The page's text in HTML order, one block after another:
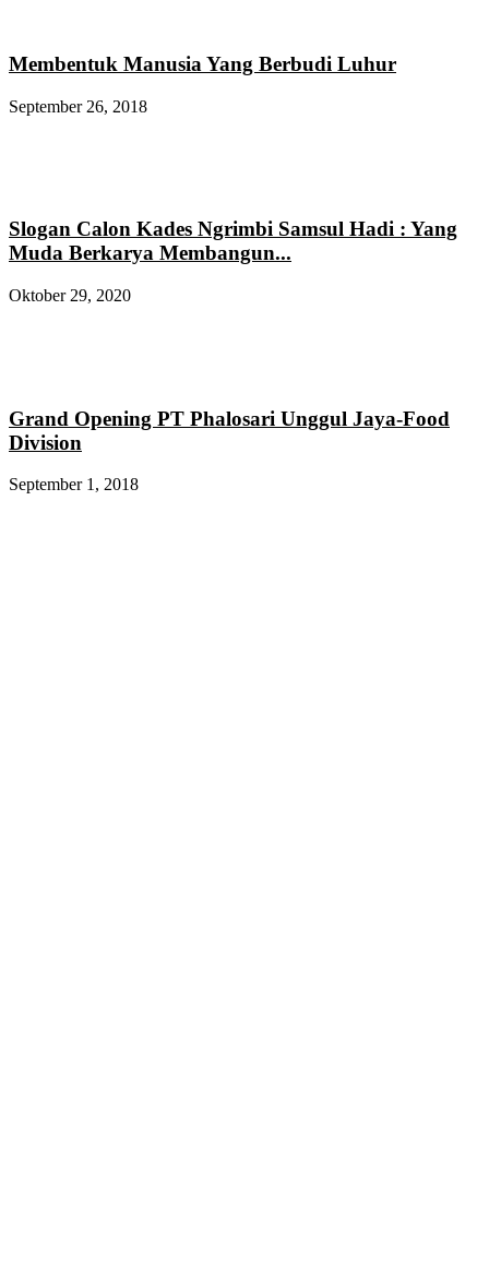
Membentuk Manusia Yang Berbudi Luhur
September 26, 2018
Slogan Calon Kades Ngrimbi Samsul Hadi : Yang
Muda Berkarya Membangun...
Oktober 29, 2020
Grand Opening PT Phalosari Unggul Jaya-Food
Division
September 1, 2018